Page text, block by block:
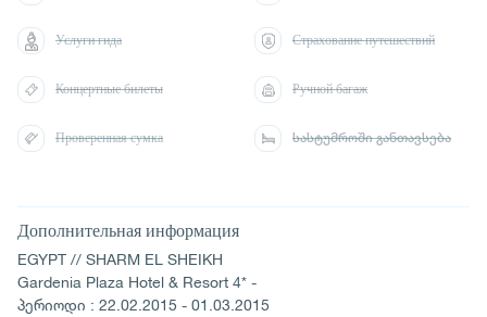
Дополнительная информация
EGYPT // SHARM EL SHEIKH
Gardenia Plaza Hotel & Resort 4* -
პერიოდი : 22.02.2015 - 01.03.2015
Услуги гида Страхование путешествий
Концертные билеты Ручной багаж
Проверенная сумка სასტუმროში განთავსება